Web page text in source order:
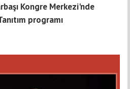
Kongre Merkezi'nde
programı